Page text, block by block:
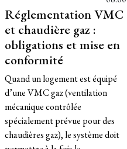
Réglementation VMC
et chaudière gaz :
obligations et mise en
conformité
Quand un logement est équipé
d’une VMC gaz (ventilation
mécanique contrôlée
spécialement prévue pour des
chaudières gaz), le système doit